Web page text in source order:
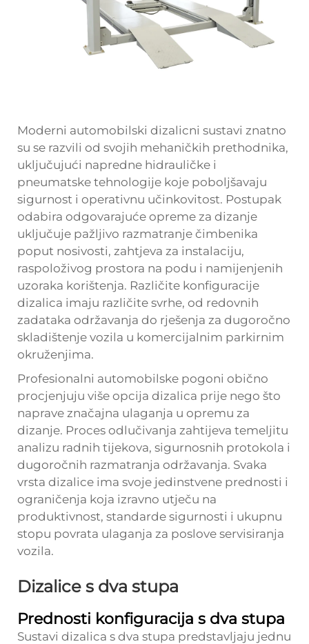
Moderni automobilski dizalicni sustavi znatno
su se razvili od svojih mehaničkih prethodnika,
uključujući napredne hidrauličke i
pneumatske tehnologije koje poboljšavaju
sigurnost i operativnu učinkovitost. Postupak
odabira odgovarajuće opreme za dizanje
uključuje pažljivo razmatranje čimbenika
poput nosivosti, zahtjeva za instalaciju,
raspoloživog prostora na podu i namijenjenih
uzoraka korištenja. Različite konfiguracije
dizalica imaju različite svrhe, od redovnih
zadataka održavanja do rješenja za dugoročno
skladištenje vozila u komercijalnim parkirnim
okruženjima.
Profesionalni automobilske pogoni obično
procjenjuju više opcija dizalica prije nego što
naprave značajna ulaganja u opremu za
dizanje. Proces odlučivanja zahtijeva temeljitu
analizu radnih tijekova, sigurnosnih protokola i
dugoročnih razmatranja održavanja. Svaka
vrsta dizalice ima svoje jedinstvene prednosti i
ograničenja koja izravno utječu na
produktivnost, standarde sigurnosti i ukupnu
stopu povrata ulaganja za poslove servisiranja
vozila.
Dizalice s dva stupa
Prednosti konfiguracija s dva stupa
Sustavi dizalica s dva stupa predstavljaju jednu